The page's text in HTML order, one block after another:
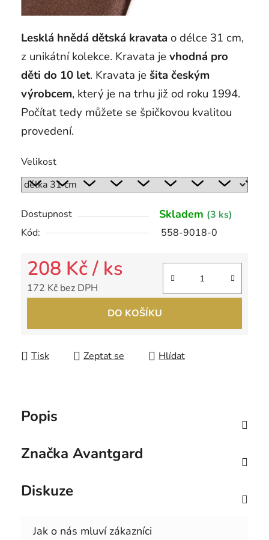
Lesklá hnědá dětská kravata o délce 31 cm,
z unikátní kolekce. Kravata je vhodná pro
děti do 10 let. Kravata je šita českým
výrobcem, který je na trhu již od roku 1994.
Počítat tedy můžete se špičkovou kvalitou
provedení.
Velikost
Dostupnost Skladem (3 ks)
Kód:
558-9018-0
208 Kč/ ks
172 Kč bez DPH
DO KOŠÍKU
Tisk Zeptat se Hlídat
Popis
Značka Avantgard
Diskuze